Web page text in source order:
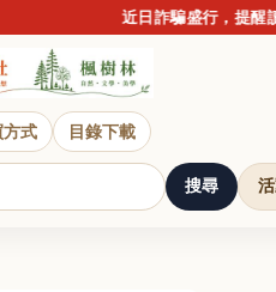
近日詐騙盛行，提醒
方式 目錄下載
搜尋